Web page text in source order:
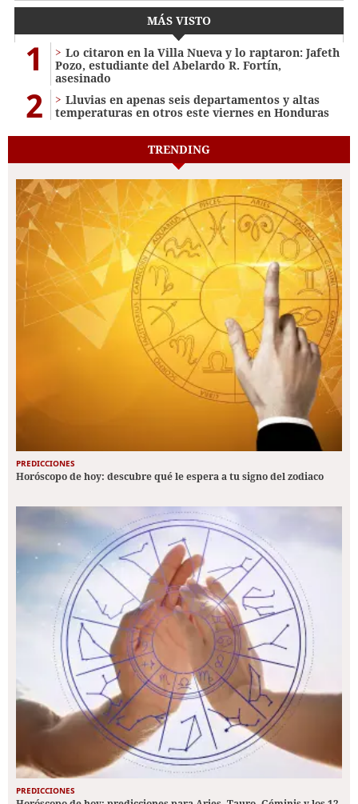
MÁS VISTO
1
Lo citaron en la Villa Nueva y lo raptaron: Jafeth
Pozo, estudiante del Abelardo R. Fortín,
asesinado
2
Lluvias en apenas seis departamentos y altas
temperaturas en otros este viernes en Honduras
TRENDING
PREDICCIONES
Horóscopo de hoy: descubre qué le espera a tu signo del zodiaco
PREDICCIONES